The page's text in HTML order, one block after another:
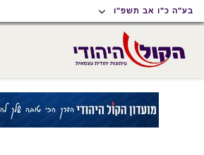
תפריט
נגישות
תפריט
ראשי
תוכן
ראשי
בע"ה כ"ו אב תשפ"ו